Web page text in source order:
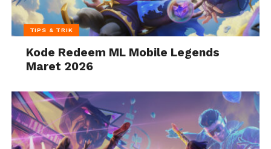
TIPS & TRIK
Kode Redeem ML Mobile Legends
Maret 2026